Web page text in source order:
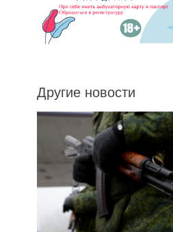
Другие новости